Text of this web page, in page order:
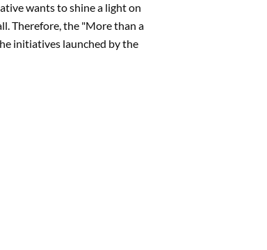
wants to shine a light on
Therefore, the "More than a
initiatives launched by the